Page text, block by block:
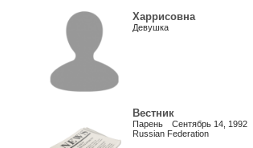
Харрисовна
Девушка
Вестник
Парень Сентябрь 14, 1992
Russian Federation